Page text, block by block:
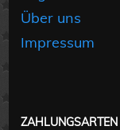
Über uns
Impressum
ZAHLUNGSARTEN